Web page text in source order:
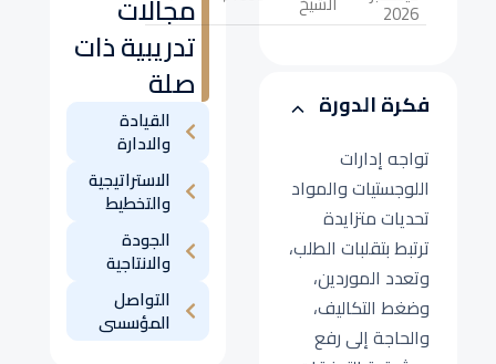
مجالات
تدريبية ذات
صلة
القيادة
والادارة
الاستراتيجية
والتخطيط
الجودة
والانتاجية
التواصل
المؤسسى
2026
فكرة الدورة
تواجه إدارات
اللوجستيات والمواد
تحديات متزايدة
ترتبط بتقلبات الطلب،
وتعدد الموردين،
وضغط التكاليف،
والحاجة إلى رفع